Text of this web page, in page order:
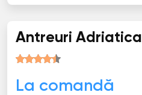
Antreuri Adriatica
La comandă